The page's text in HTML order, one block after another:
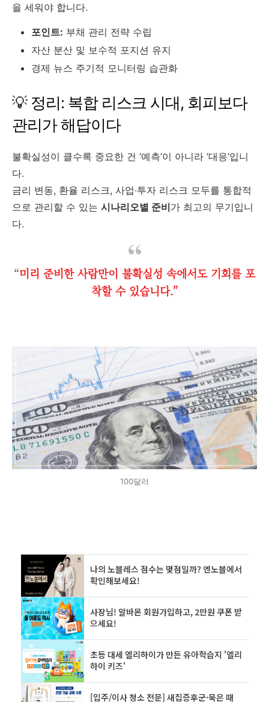
을 세워야 합니다.
포인트: 부채 관리 전략 수립
자산 분산 및 보수적 포지션 유지
경제 뉴스 주기적 모니터링 습관화
💡 정리: 복합 리스크 시대, 회피보다
관리가 해답이다
불확실성이 클수록 중요한 건 ‘예측’이 아니라 ‘대응’입니
다.
금리 변동, 환율 리스크, 사업·투자 리스크 모두를 통합적
으로 관리할 수 있는 시나리오별 준비가 최고의 무기입니
다.
“미리 준비한 사람만이 불확실성 속에서도 기회를 포
착할 수 있습니다.”
100달러